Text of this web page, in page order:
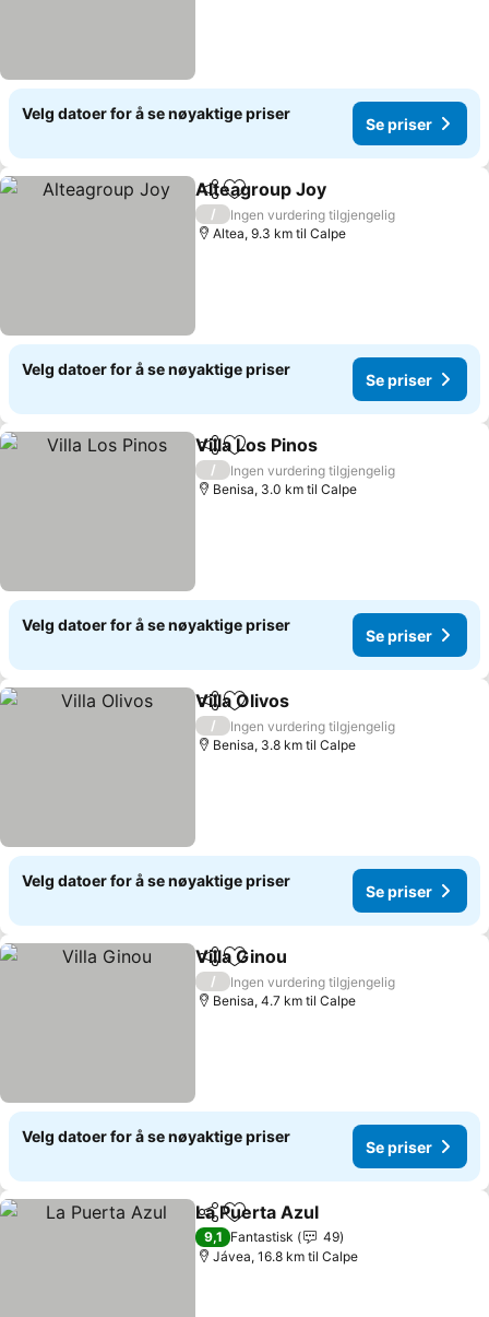
Velg datoer for å se nøyaktige priser
Se priser
Del Legg til i favoritter
Alteagroup Joy
/
Ingen vurdering tilgjengelig
Altea, 9.3 km til Calpe
Velg datoer for å se nøyaktige priser
Se priser
Del Legg til i favoritter
Villa Los Pinos
/
Ingen vurdering tilgjengelig
Benisa, 3.0 km til Calpe
Velg datoer for å se nøyaktige priser
Se priser
Del Legg til i favoritter
Villa Olivos
/
Ingen vurdering tilgjengelig
Benisa, 3.8 km til Calpe
Velg datoer for å se nøyaktige priser
Se priser
Del Legg til i favoritter
Villa Ginou
/
Ingen vurdering tilgjengelig
Benisa, 4.7 km til Calpe
Velg datoer for å se nøyaktige priser
Se priser
Del Legg til i favoritter
La Puerta Azul
9,1 Fantastisk
49
Jávea, 16.8 km til Calpe